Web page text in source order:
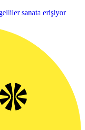
sanata erişiyor